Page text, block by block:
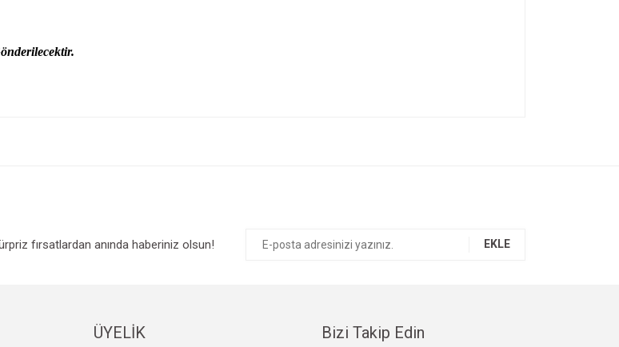
fırsatlardan anında haberiniz olsun! EKLE
ÜYELİK Bizi Takip Edin